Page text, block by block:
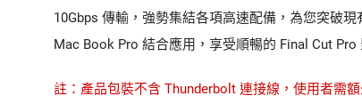
10Gbps 傳輸，強勢集結各項高速配備，為您突破
Mac Book Pro 結合應用，享受順暢的 Final Cut Pro
註：產品包裝不含 Thunderbolt 連接線，使用者需